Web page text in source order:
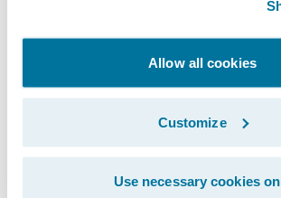
Allow all cookies
Customize
Use necessary cookies
hanno parlato del confronto
esperienze con sistemi
legacy delle società controllate
francesi (L’olivier Assurances e
rilasciare la piattaforma
l’implementazione ha
Francia e sedici mesi in Italia;